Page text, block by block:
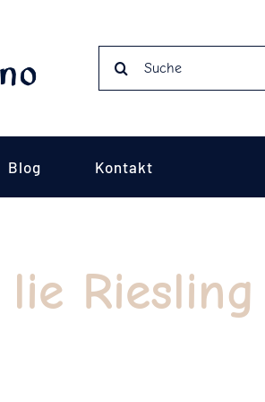
Blog Kontakt
Riesling